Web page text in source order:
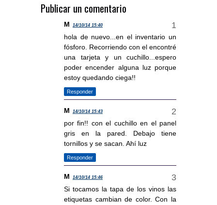
Publicar un comentario
M 14/10/14 15:40
hola de nuevo...en el inventario un
fósforo. Recorriendo con el encontré
una tarjeta y un cuchillo...espero
poder encender alguna luz porque
estoy quedando ciega!!
Responder
M 14/10/14 15:43
por fin!! con el cuchillo en el panel
gris en la pared. Debajo tiene
tornillos y se sacan. Ahí luz
Responder
M 14/10/14 15:46
Si tocamos la tapa de los vinos las
etiquetas cambian de color. Con la